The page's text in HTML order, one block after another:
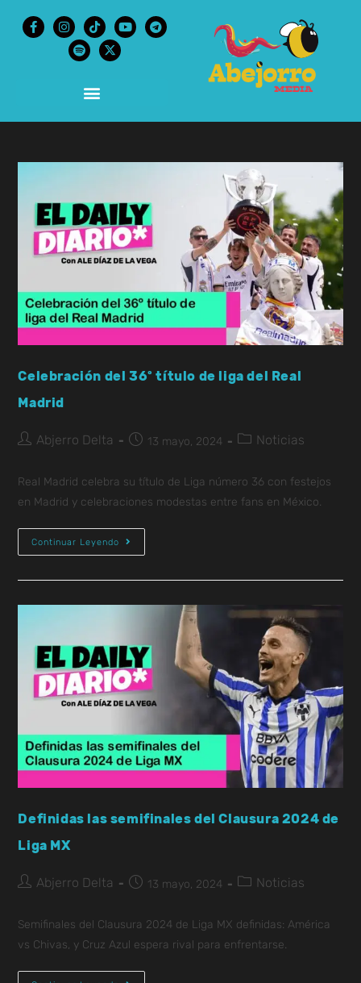
Celebración del 36º título de liga del Real
Madrid
Abjerro Delta 13 mayo, 2024 Noticias
Real Madrid celebra su título de Liga número 36 con festejos
en Madrid y celebraciones modestas entre fans en México.
Continuar Leyendo
Definidas las semifinales del Clausura 2024 de
Liga MX
Abjerro Delta 13 mayo, 2024 Noticias
Semifinales del Clausura 2024 de Liga MX definidas: América
vs Chivas, y Cruz Azul espera rival para enfrentarse.